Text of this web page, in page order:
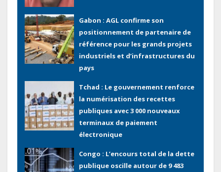
Gabon : AGL confirme son
positionnement de partenaire de
référence pour les grands projets
industriels et d’infrastructures du
pays
Tchad : Le gouvernement renforce
la numérisation des recettes
publiques avec 3 000 nouveaux
terminaux de paiement
électronique
Congo : L’encours total de la dette
publique oscille autour de 9 483